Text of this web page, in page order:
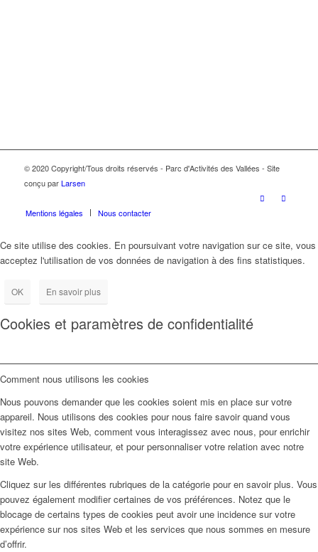
© 2020 Copyright/Tous droits réservés - Parc d'Activités des Vallées - Site
conçu parLarsen
Mentions légales Nous contacter
Ce site utilise des cookies. En poursuivant votre navigation sur ce site, vous
acceptez l'utilisation de vos données de navigation à des fins statistiques.
OK En savoir plus
Cookies et paramètres de confidentialité
Comment nous utilisons les cookies
Nous pouvons demander que les cookies soient mis en place sur votre
appareil. Nous utilisons des cookies pour nous faire savoir quand vous
visitez nos sites Web, comment vous interagissez avec nous, pour enrichir
votre expérience utilisateur, et pour personnaliser votre relation avec notre
site Web.
Cliquez sur les différentes rubriques de la catégorie pour en savoir plus. Vous
pouvez également modifier certaines de vos préférences. Notez que le
blocage de certains types de cookies peut avoir une incidence sur votre
expérience sur nos sites Web et les services que nous sommes en mesure
d’offrir.